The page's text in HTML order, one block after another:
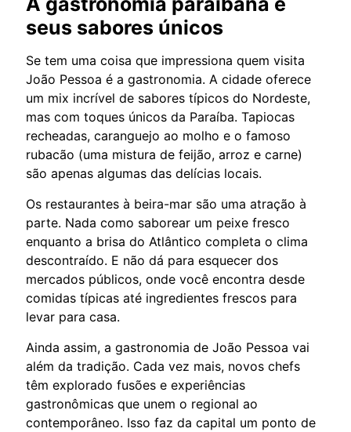
seus sabores únicos
Se tem uma coisa que impressiona quem visita
João Pessoa é a gastronomia. A cidade oferece
um mix incrível de sabores típicos do Nordeste,
mas com toques únicos da Paraíba. Tapiocas
recheadas, caranguejo ao molho e o famoso
rubacão (uma mistura de feijão, arroz e carne)
são apenas algumas das delícias locais.
Os restaurantes à beira-mar são uma atração à
parte. Nada como saborear um peixe fresco
enquanto a brisa do Atlântico completa o clima
descontraído. E não dá para esquecer dos
mercados públicos, onde você encontra desde
comidas típicas até ingredientes frescos para
levar para casa.
Ainda assim, a gastronomia de João Pessoa vai
além da tradição. Cada vez mais, novos chefs
têm explorado fusões e experiências
gastronômicas que unem o regional ao
contemporâneo. Isso faz da capital um ponto de